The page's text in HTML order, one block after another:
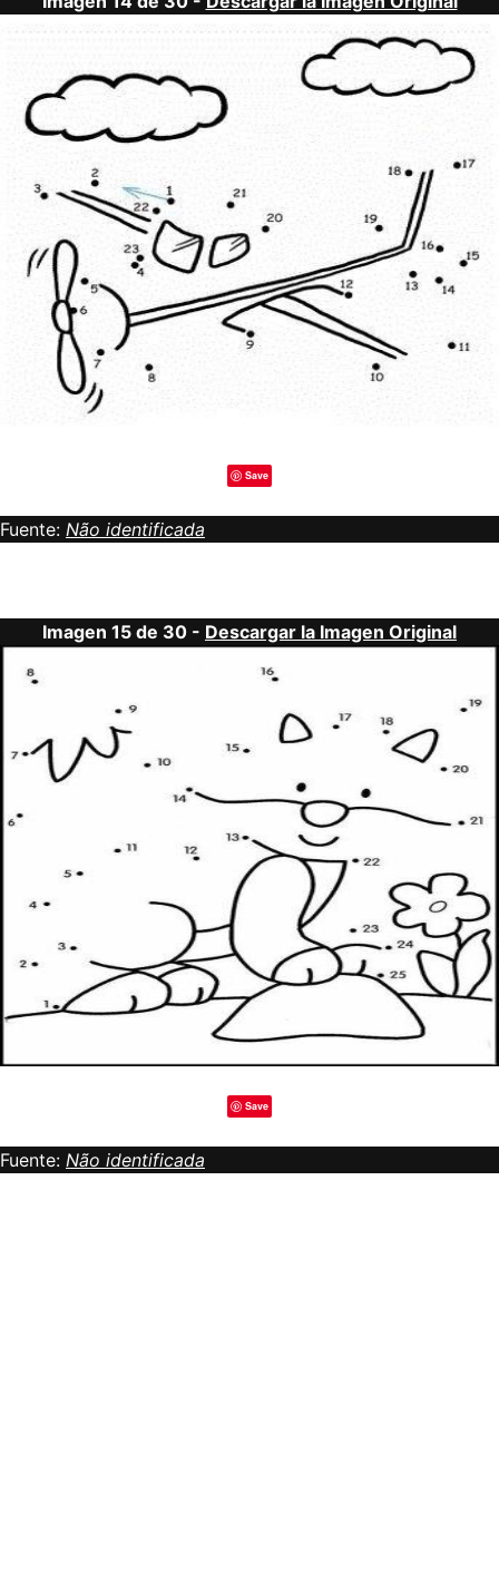
Save
Fuente: Não identificada
Imagen 15 de 30 - Descargar la Imagen Original
Save
Fuente: Não identificada